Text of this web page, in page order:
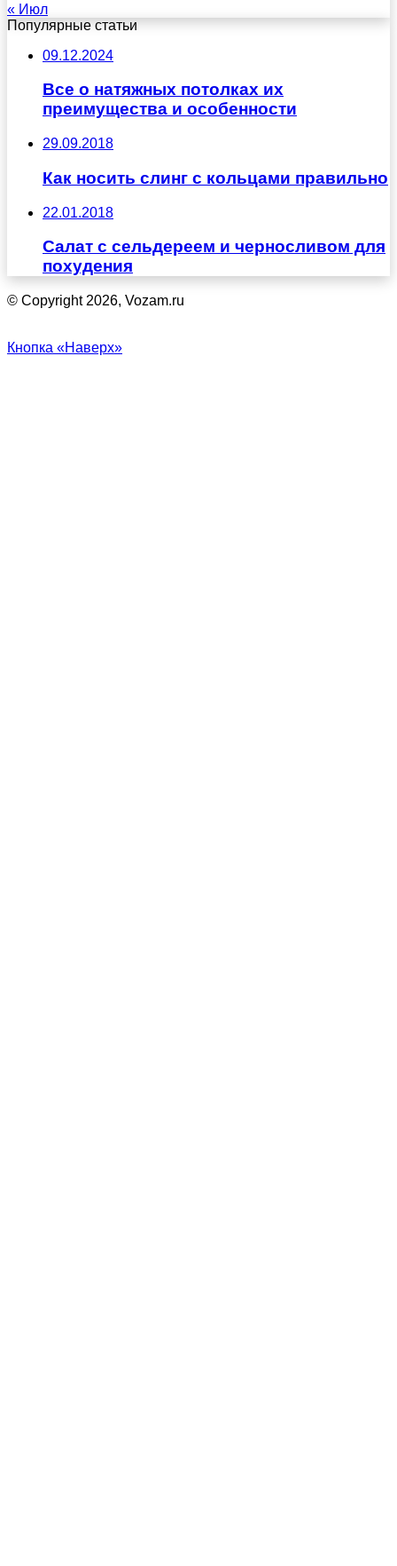
« Июл
Популярные статьи
09.12.2024
Все о натяжных потолках их
преимущества и особенности
29.09.2018
Как носить слинг с кольцами правильно
22.01.2018
Салат с сельдереем и черносливом для
похудения
© Copyright 2026, Vozam.ru
Кнопка «Наверх»